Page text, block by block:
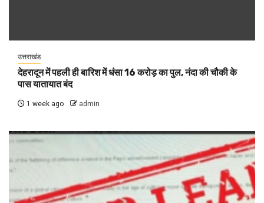
उत्तराखंड
देहरादून में पहली ही बारिश में धंसा 16 करोड़ का पुल, नंदा की चौकी के
पास यातायात बंद
1 week ago admin